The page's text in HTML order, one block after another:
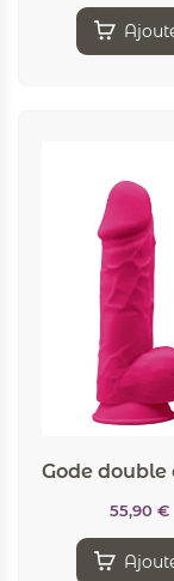
55,90 €